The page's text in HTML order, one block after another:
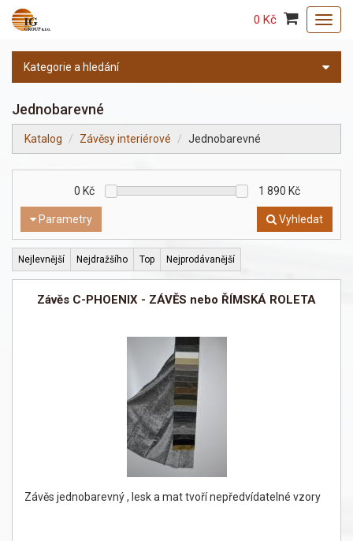
0 Kč
Kategorie a hledání
Jednobarevné
Katalog Závěsy interiérové Jednobarevné
Parametry
0 Kč 1 890 Kč
Vyhledat
Nejlevnější Nejdražšího Top Nejprodávanější
Závěs C-PHOENIX - ZÁVĚS nebo ŘÍMSKÁ ROLETA
Závěs jednobarevný , lesk a mat tvoří nepředvídatelné vzory